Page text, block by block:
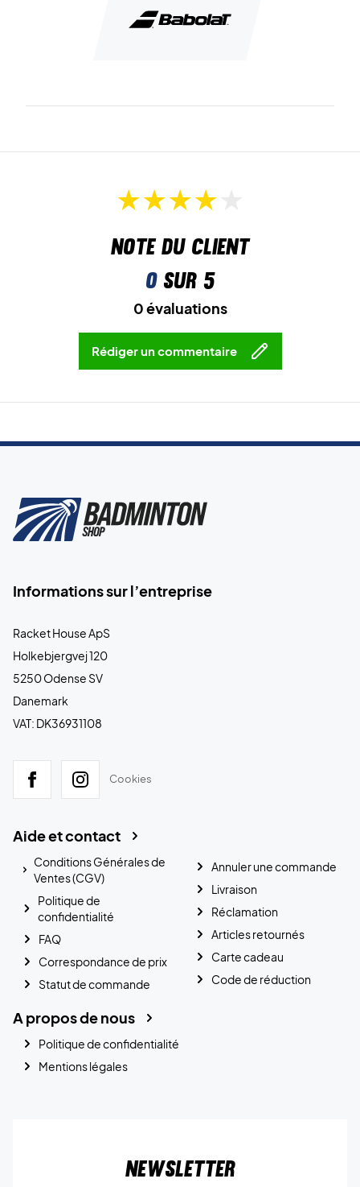
Restez concentré – achetez les Babolat Logo Jumbo
Note du client
0sur 5
0 évaluations
Rédiger un commentaire
Informations sur l’entreprise
Racket House ApS
Holkebjergvej 120
5250 Odense SV
Danemark
VAT: DK36931108
Cookies
Aide et contact
Conditions Générales de
Ventes (CGV)
Politique de
confidentialité
FAQ
Correspondance de prix
Statut de commande
Annuler une commande
Livraison
Réclamation
Articles retournés
Carte cadeau
Code de réduction
A propos de nous
Politique de confidentialité
Mentions légales
Newsletter